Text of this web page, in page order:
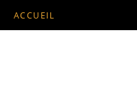
ACCUEIL